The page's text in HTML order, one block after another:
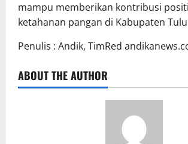
mampu memberikan kontribusi
ketahanan pangan di Kabupaten
Penulis : Andik, TimRed
ABOUT THE AUTHOR